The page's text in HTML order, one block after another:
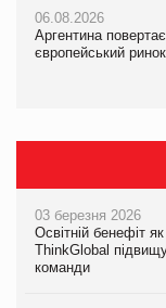
06.08.2026
Аргентина
європейський ринок
06.08.2026
Аргентина
європейський ринок
06.08.2026
Аргентина
європейський ринок
03 березня 2026
Освітній бенефіт
ThinkGlobal
команди